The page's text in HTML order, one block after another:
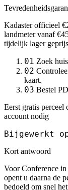
Kadaster officieel
landmetervanaf
tijdelijk lager
01 Zoek
02
kaart.
03 Bestel
Eerst gratis perceel
account nodig
Bijgewerkt
Kort antwoord
Voor Conference
opent u daarna de
bedoeld om snel